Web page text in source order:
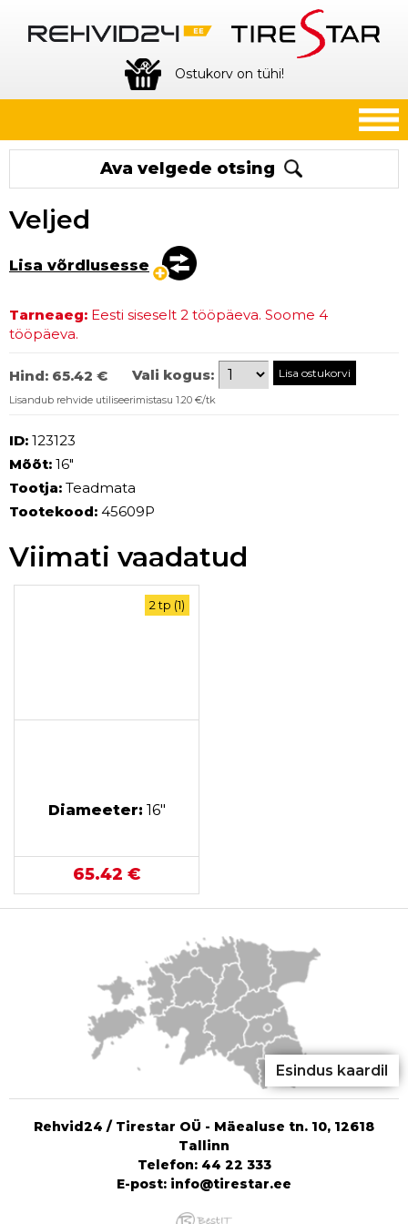
Ostukorv on tühi!
Ava velgede otsing
Veljed
Lisa võrdlusesse
Tarneaeg: Eesti siseselt 2 tööpäeva. Soome 4
tööpäeva.
Hind: 65.42 € Vali kogus:
Lisandub rehvide utiliseerimistasu 1.20 €/tk
ID: 123123
Mõõt: 16"
Tootja: Teadmata
Tootekood: 45609P
Viimati vaadatud
2 tp (1)
Diameeter: 16"
65.42 €
Esindus kaardil
Rehvid24 / Tirestar OÜ - Mäealuse tn. 10, 12618
Tallinn
Telefon: 44 22 333
E-post: info@tirestar.ee